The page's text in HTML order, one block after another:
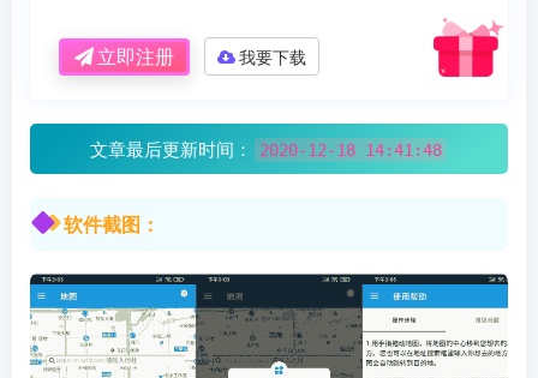
立即注册 我要下载
文章最后更新时间： 2020-12-18 14:41:48
软件截图：